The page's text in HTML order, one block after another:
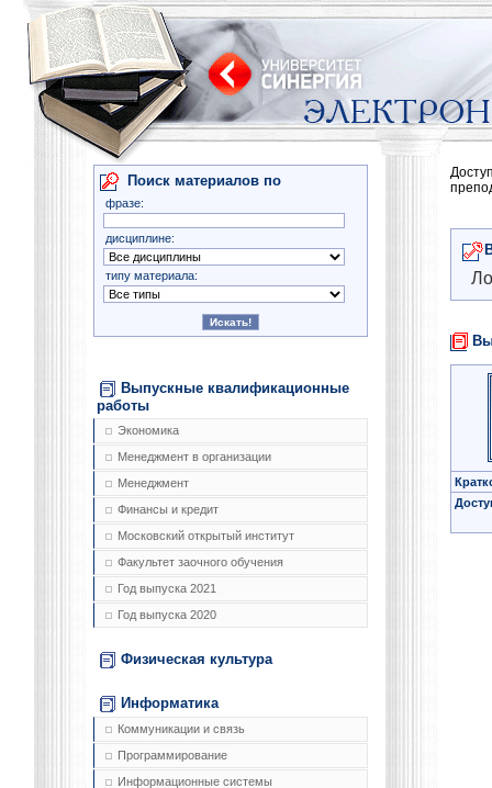
Поиск материалов по
фразе:
дисциплине:
типу материала:
Выпускные квалификационные
работы
Экономика
Менеджмент в организации
Менеджмент
Финансы и кредит
Московский открытый институт
Факультет заочного обучения
Год выпуска 2021
Год выпуска 2020
Физическая культура
Информатика
Коммуникации и связь
Программирование
Информационные системы